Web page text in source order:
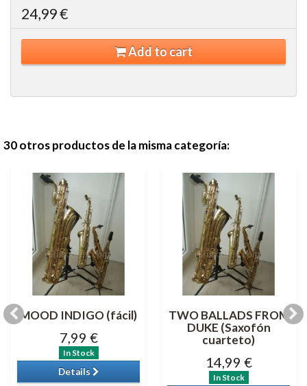
24,99 €
Add to cart
30 otros productos de la misma categoría:
MOOD INDIGO (fácil)
7,99 €
In Stock
Details
TWO BALLADS FROM
DUKE (Saxofón
cuarteto)
14,99 €
In Stock